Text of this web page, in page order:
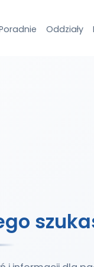
Oddziały